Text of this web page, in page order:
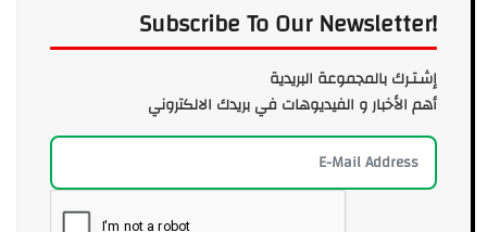
Subscribe To Our Newsletter!
إشـتـرك بالمجموعة البريدية
أهم الأخبار و الفيديوهات في بريدك الالكتروني